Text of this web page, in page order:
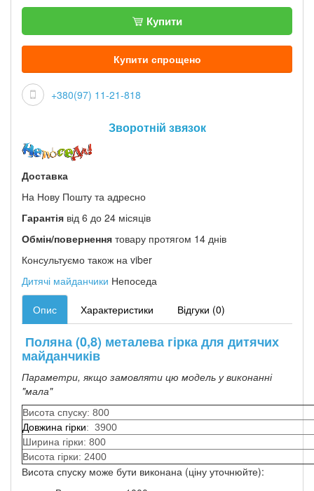
Купити
Купити спрощено
+380(97) 11-21-818
Зворотній звязок
Доставка
На Нову Пошту та адресно
Гарантія від 6 до 24 місяців
Обмін/повернення товару протягом 14 днів
Консультуємо також на viber
Дитячі майданчики Непоседа
Опис Характеристики Відгуки (0)
Поляна (0,8) металева гірка для дитячих
майданчиків
Параметри, якщо замовляти цю модель у виконанні
"мала"
Висота спуску: 800
Довжина гірки: 3900
Ширина гірки: 800
Висота гірки: 2400
Висота спуску може бути виконана (ціну уточнюйте):